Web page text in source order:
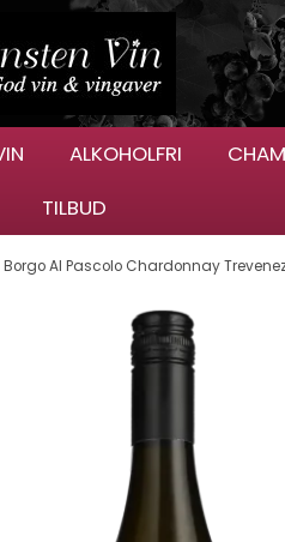
ALKOHOLFRI
TILBUD
Borgo Al Pascolo Chardonnay